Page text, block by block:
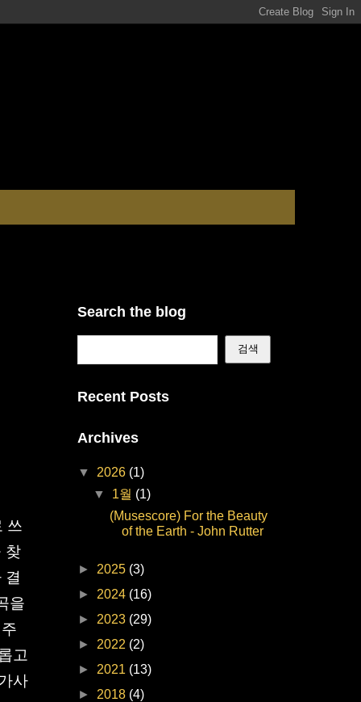
쓰
찾
결
을
고
사
Search the blog
Recent Posts
Archives
▼ 2026 (1)
▼ 1월 (1)
(Musescore) For the Beauty
of the Earth - John Rutter
► 2025 (3)
► 2024 (16)
► 2023 (29)
► 2022 (2)
► 2021 (13)
► 2018 (4)